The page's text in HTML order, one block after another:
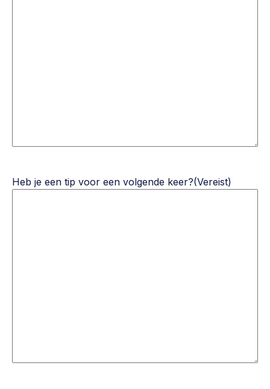
Heb je een tip voor een volgende keer?(Vereist)